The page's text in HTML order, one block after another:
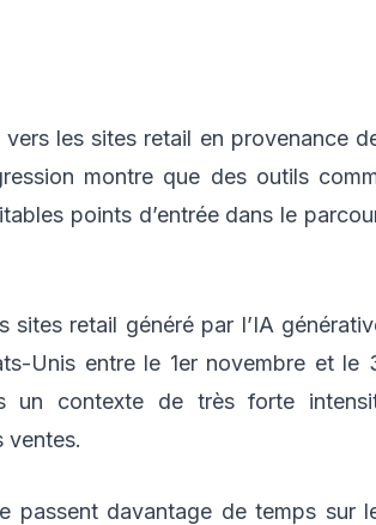
les sites retail en provenance
montre que des outils
points d’entrée dans le
retail généré par l’IA
Unis entre le 1er novembre et le
un contexte de très forte
ventes.
passent davantage de temps sur